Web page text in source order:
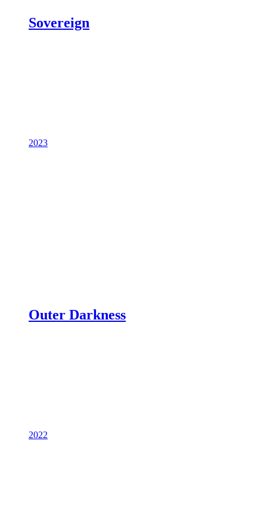
Sovereign
2023
Outer Darkness
2022